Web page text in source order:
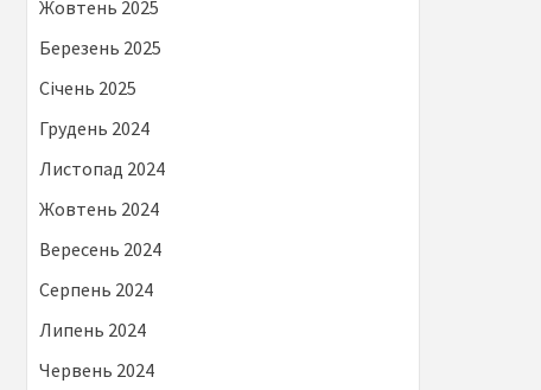
Жовтень 2025
Березень 2025
Січень 2025
Грудень 2024
Листопад 2024
Жовтень 2024
Вересень 2024
Серпень 2024
Липень 2024
Червень 2024